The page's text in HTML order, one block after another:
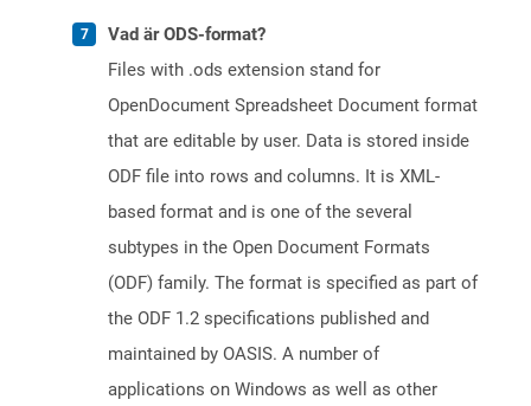
Vad är ODS-format?
Files with .ods extension stand for
OpenDocument Spreadsheet Document format
that are editable by user. Data is stored inside
ODF file into rows and columns. It is XML-
based format and is one of the several
subtypes in the Open Document Formats
(ODF) family. The format is specified as part of
the ODF 1.2 specifications published and
maintained by OASIS. A number of
applications on Windows as well as other